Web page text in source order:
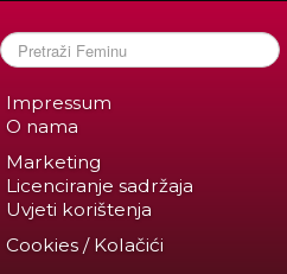
Impressum
O nama
Marketing
Licenciranje sadržaja
Uvjeti korištenja
Cookies / Kolačići